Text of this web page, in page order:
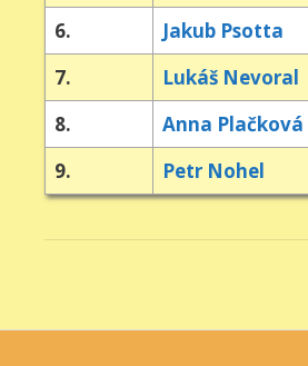
6.
Jakub Psotta
7.
Lukáš Nevoral
8.
Anna Plačková
9.
Petr Nohel